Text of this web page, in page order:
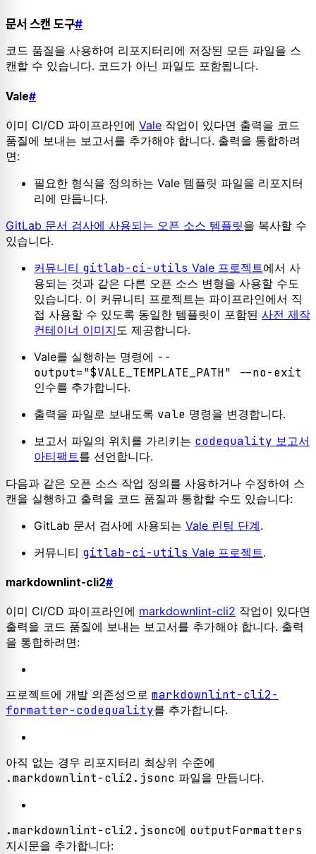
문서 스캔 도구#
코드 품질을 사용하여 리포지터리에 저장된 모든 파일을 스
캔할 수 있습니다. 코드가 아닌 파일도 포함됩니다.
Vale#
이미 CI/CD 파이프라인에 Vale 작업이 있다면 출력을 코드
품질에 보내는 보고서를 추가해야 합니다. 출력을 통합하려
면:
필요한 형식을 정의하는 Vale 템플릿 파일을 리포지터
리에 만듭니다.
GitLab 문서 검사에 사용되는 오픈 소스 템플릿을 복사할 수
있습니다.
커뮤니티 gitlab-ci-utils Vale 프로젝트에서 사
용되는 것과 같은 다른 오픈 소스 변형을 사용할 수도
있습니다. 이 커뮤니티 프로젝트는 파이프라인에서 직
접 사용할 수 있도록 동일한 템플릿이 포함된 사전 제작
컨테이너 이미지 도 제공합니다.
Vale를 실행하는 명령에 --
output="$VALE_TEMPLATE_PATH" --no-exit
인수를 추가합니다.
출력을 파일로 보내도록 vale 명령을 변경합니다.
보고서 파일의 위치를 가리키는 codequality 보고서
아티팩트를 선언합니다.
다음과 같은 오픈 소스 작업 정의를 사용하거나 수정하여 스
캔을 실행하고 출력을 코드 품질과 통합할 수도 있습니다:
GitLab 문서 검사에 사용되는 Vale 린팅 단계.
커뮤니티 gitlab-ci-utils Vale 프로젝트.
markdownlint-cli2#
이미 CI/CD 파이프라인에 markdownlint-cli2 작업이 있다면
출력을 코드 품질에 보내는 보고서를 추가해야 합니다. 출력
을 통합하려면:
프로젝트에 개발 의존성으로 markdownlint-cli2-
formatter-codequality를 추가합니다.
아직 없는 경우 리포지터리 최상위 수준에
.markdownlint-cli2.jsonc 파일을 만듭니다.
.markdownlint-cli2.jsonc에 outputFormatters
지시문을 추가합니다: